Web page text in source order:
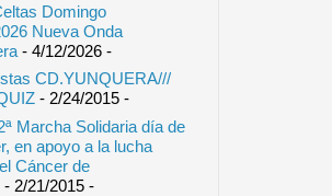
Domingo
Nueva Onda
- 4/12/2026-
CD.YUNQUERA///
- 2/24/2015-
Marcha Solidaria día de
en apoyo a la lucha
Cáncer de
- 2/21/2015-